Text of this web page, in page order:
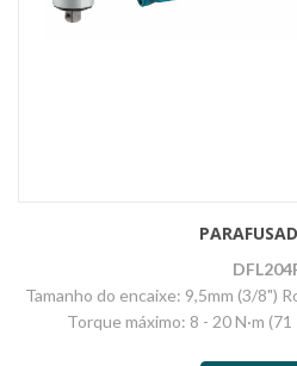
Tamanho do encaixe: 9,5mm (3/8")
Torque máximo: 8 - 20 N·m